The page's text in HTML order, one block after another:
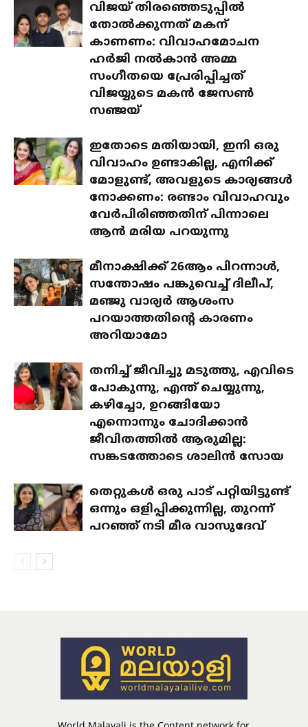
വിജയ് തിരഞ്ഞെടുപ്പിൽ
തോൽക്കുന്നത് മകന്
കാണണം: വിവാഹമോചന
ഹർജി നൽകാൻ അമ്മ
സംഗീതയെ പ്രേരിപ്പിച്ചത്
വിജയ്യുടെ മകൻ ജേസൺ
സഞ്ജയ്
ഇതോടെ മതിയായി, ഇനി ഒരു
വിവാഹം ഉണ്ടാകില്ല, എനിക്ക്
മോളുണ്ട്, അവളുടെ കാര്യങ്ങൾ
നോക്കണം: രണ്ടാം വിവാഹവും
വേർപിരിഞ്ഞതിന് പിന്നാലെ
ആൻ മരിയ പറയുന്നു
മീനാക്ഷിക്ക് 26ആം പിറന്നാൾ,
സന്തോഷം പങ്കുവെച്ച് ദിലീപ്,
മഞ്ജു വാര്യർ ആശംസ
പറയാത്തതിന്റെ കാരണം
അറിയാമോ
തനിച്ച് ജീവിച്ചു മടുത്തു, എവിടെ
പോകുന്നു, എന്ത് ചെയ്യുന്നു,
കഴിച്ചോ, ഉറങ്ങിയോ
എന്നൊന്നും ചോദിക്കാൻ
ജീവിതത്തിൽ ആരുമില്ല:
സങ്കടത്തോടെ ശാലിൻ സോയ
തെറ്റുകൾ ഒരു പാട് പറ്റിയിട്ടുണ്ട്
ഒന്നും ഒളിപ്പിക്കുന്നില്ല, തുറന്ന്
പറഞ്ഞ് നടി മീര വാസുദേവ്